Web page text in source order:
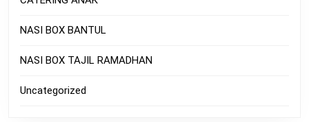
NASI BOX BANTUL
NASI BOX TAJIL RAMADHAN
Uncategorized